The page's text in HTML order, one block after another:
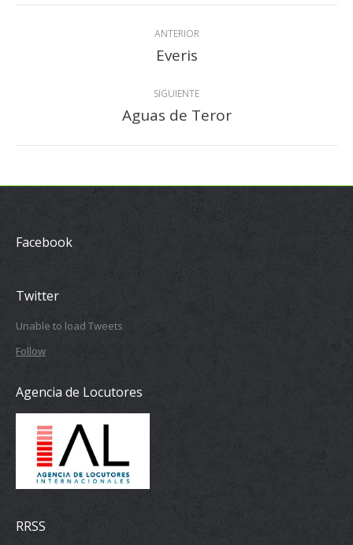
NavegaciónANTERIOR
Proyecto
Everis
SIGUIENTE
Proyecto
Aguas de Teror
Facebook
Twitter
Unable to load Tweets
Follow
Agencia de Locutores
RRSS